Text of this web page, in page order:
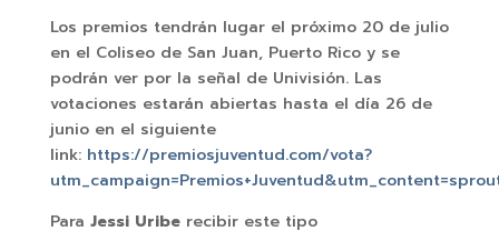
Los premios tendrán lugar el próximo 20 de julio
en el Coliseo de San Juan, Puerto Rico y se
podrán ver por la señal de Univisión. Las
votaciones estarán abiertas hasta el día 26 de
junio en el siguiente
link: https://premiosjuventud.com/vota?
Para Jessi Uriberecibir este tipo